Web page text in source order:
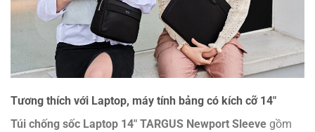
Tương thích với Laptop, máy tính bảng có kích cỡ 14″
Túi chống sốc Laptop 14″ TARGUS Newport Sleeve gồm